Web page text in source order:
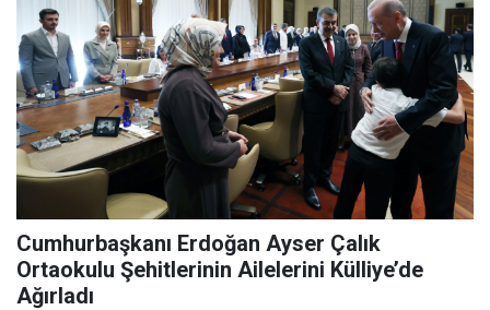
Cumhurbaşkanı Erdoğan Ayser Çalık
Ortaokulu Şehitlerinin Ailelerini Külliye’de
Ağırladı